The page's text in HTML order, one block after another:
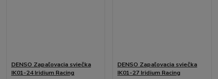
DENSO Zapaľovacia sviečka
IK01-24 Iridium Racing
DENSO Zapaľovacia sviečka
IK01-27 Iridium Racing